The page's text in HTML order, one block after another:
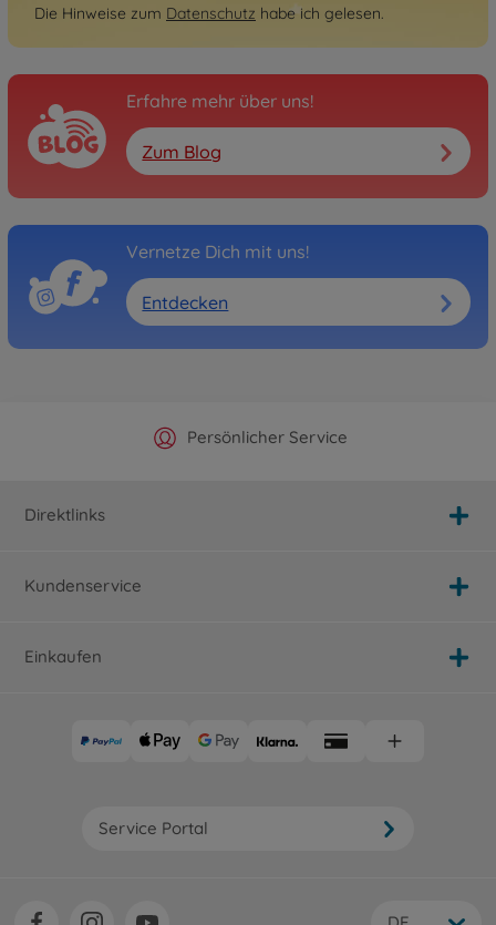
Die Hinweise zum Datenschutz habe ich gelesen.
Erfahre mehr über uns!
Zum Blog
Vernetze Dich mit uns!
Entdecken
Offizieller Hersteller Shop
Persönlicher Service
Versandkostenfrei ab 25€
Schnelle Lieferung
Direktlinks
Kundenservice
Einkaufen
Service Portal